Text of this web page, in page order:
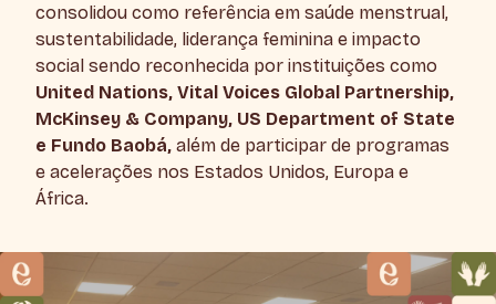
consolidou como referência em saúde menstrual,
sustentabilidade, liderança feminina e impacto
social sendo reconhecida por instituições como
United Nations, Vital Voices Global Partnership,
McKinsey & Company, US Department of State
e Fundo Baobá, além de participar de programas
e acelerações nos Estados Unidos, Europa e
África.